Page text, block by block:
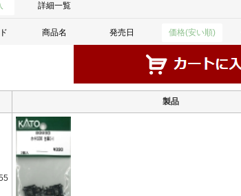
詳細一覧
商品名 発売日 価格(安い順)
製品